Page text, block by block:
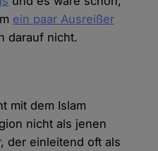
ein paar Ausreißer
darauf nicht.
mit dem Islam
nicht als jenen
der einleitend oft als